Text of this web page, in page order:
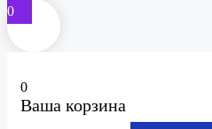
0
0
Ваша корзина